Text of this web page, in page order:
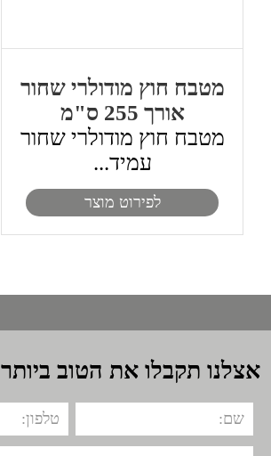
מטבח חוץ מודולרי שחור
אורך 255 ס"מ
מטבח חוץ מודולרי שחור
עמיד...
לפירוט מוצר
אצלנו תקבלו את הטוב ביותר